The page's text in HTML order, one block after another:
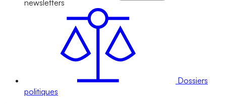
newsletters
Dossiers
politiques